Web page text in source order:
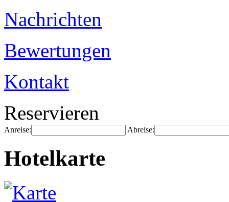
Nachrichten
Bewertungen
Kontakt
Reservieren
Anreise: Abreise:
Hotelkarte